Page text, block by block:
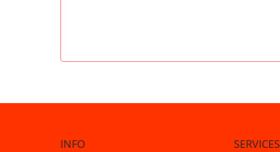
INFO SERVICES